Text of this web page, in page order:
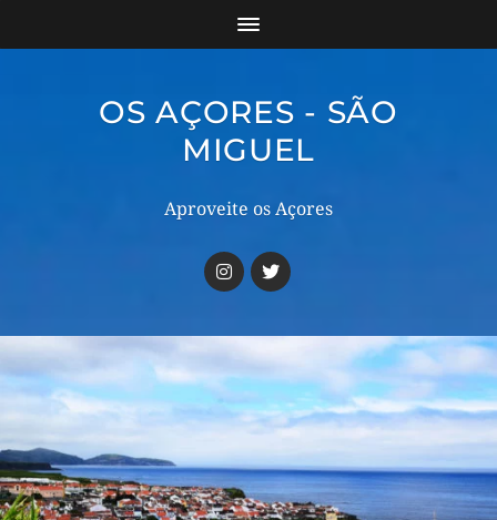
OS AÇORES - SÃO
MIGUEL
Aproveite os Açores